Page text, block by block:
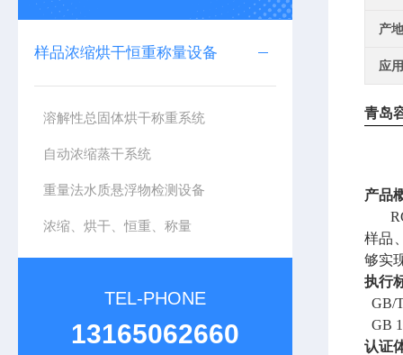
样品浓缩烘干恒重称量设备
溶解性总固体烘干称重系统
自动浓缩蒸干系统
重量法水质悬浮物检测设备
浓缩、烘干、恒重、称量
TEL-PHONE
13165062660
产
应
青岛
产品
样品
够实
执行
GB/
GB
认证